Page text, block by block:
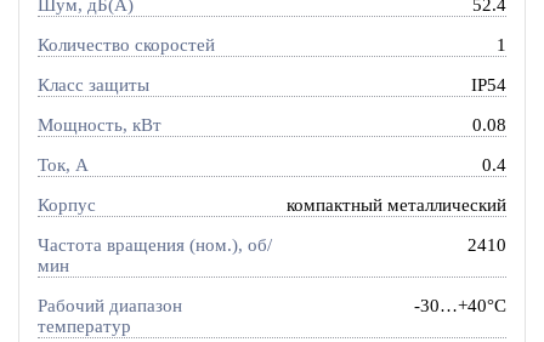
Шум, дБ(А) 52.4
Количество скоростей 1
Класс защиты IP54
Мощность, кВт 0.08
Ток, A 0.4
Корпус компактный металлический
Частота вращения (ном.), об/
мин
2410
Рабочий диапазон
температур
-30…+40°C